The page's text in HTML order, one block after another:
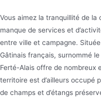
Vous aimez la tranquillité de
manque de services et
entre ville et campagne.
Gâtinais français, surnommé
Ferté-Alais offre de nombreux
territoire est d’ailleurs occupé
de champs et d’étangs